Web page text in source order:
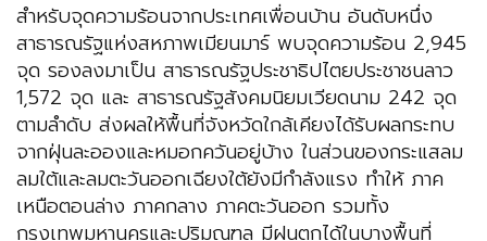
สำหรับจุดความร้อนจากประเทศเพื่อนบ้าน อันดับหนึ่ง
สาธารณรัฐแห่งสหภาพเมียนมาร์ พบจุดความร้อน 2,945
จุด รองลงมาเป็น สาธารณรัฐประชาธิปไตยประชาชนลาว
1,572 จุด และ สาธารณรัฐสังคมนิยมเวียดนาม 242 จุด
ตามลำดับ ส่งผลให้พื้นที่จังหวัดใกล้เคียงได้รับผลกระทบ
จากฝุ่นละอองและหมอกควันอยู่บ้าง ในส่วนของกระแสลม
ลมใต้และลมตะวันออกเฉียงใต้ยังมีกำลังแรง ทำให้ ภาค
เหนือตอนล่าง ภาคกลาง ภาคตะวันออก รวมทั้ง
กรุงเทพมหานครและปริมณฑล มีฝนตกได้ในบางพื้นที่